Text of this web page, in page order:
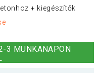
+ kiegészítők
3 MUNKANAPON